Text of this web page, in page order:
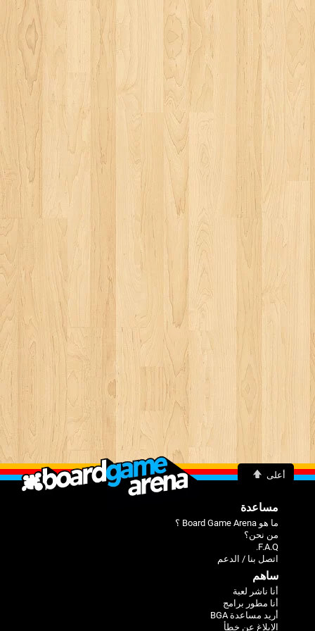
أعلى
مساعدة
ما هو Board Game Arena ؟
من نحن؟
F.A.Q.
اتصل بنا / الدعم
ساهم
أنا ناشر لعبة
أنا مطور برامج
أريد مساعدة BGA
الإبلاغ عن خطأ